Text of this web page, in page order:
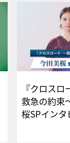
『クロス
救急の約束
桜SPイ